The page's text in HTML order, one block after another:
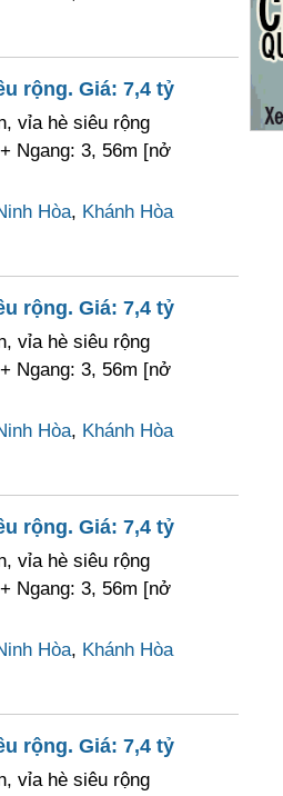
rộng. Giá: 7,4 tỷ
vỉa hè siêu rộng
Ngang: 3, 56m [nở
Hòa, Khánh Hòa
rộng. Giá: 7,4 tỷ
vỉa hè siêu rộng
Ngang: 3, 56m [nở
Hòa, Khánh Hòa
rộng. Giá: 7,4 tỷ
vỉa hè siêu rộng
Ngang: 3, 56m [nở
Hòa, Khánh Hòa
rộng. Giá: 7,4 tỷ
vỉa hè siêu rộng